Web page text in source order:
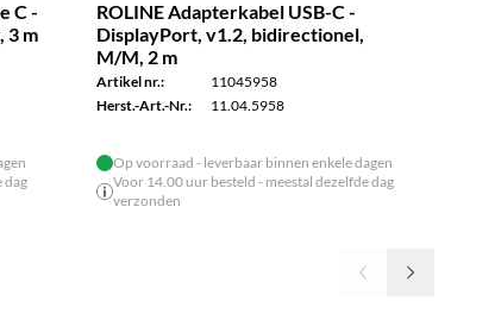
C -
3 m
dag
ROLINE Adapterkabel USB-C -
DisplayPort, v1.2, bidirectionel,
M/M, 2 m
Artikel nr.:
11045958
Herst.-Art.-Nr.:
11.04.5958
Op voorraad - leverbaar binnen enkele dagen
Voor 14.00 uur besteld - meestal dezelfde dag
verzonden